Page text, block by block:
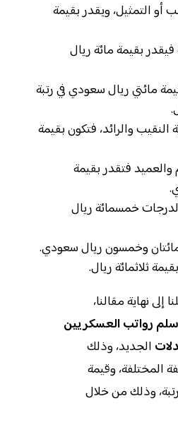
التمثيل، ويقدر بقيمة
بقيمة مائة ريال
مائتي ريال سعودي في رتبة
النقيب والرائد، فتكون بقيمة
فتقدر بقيمة
خمسمائة ريال
وخمسون ريال سعودي.
ثلاثمائة ريال.
نهاية مقالنا،
سلم رواتب العسكريين
الجديد، وذلك
المختلفة، وقيمة
وذلك من خلال